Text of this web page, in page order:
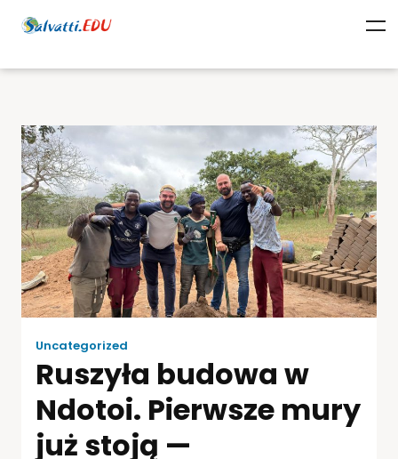
Uncategorized
Ruszyła budowa w
Ndotoi. Pierwsze mury
już stoją —